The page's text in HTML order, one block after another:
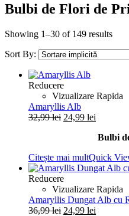
Bulbi de Flori de
Showing 1–30 of 149 results
Sort By:
Reducere
Vizualizare Rapida
Amaryllis Alb
32,99lei Prețul
32,99 lei.
24,99 lei
este:
Bulbi
Citește mai multQuick
Reducere
Vizualizare Rapida
Amaryllis Dungat Alb cu
36,99lei Prețul
24,99 lei